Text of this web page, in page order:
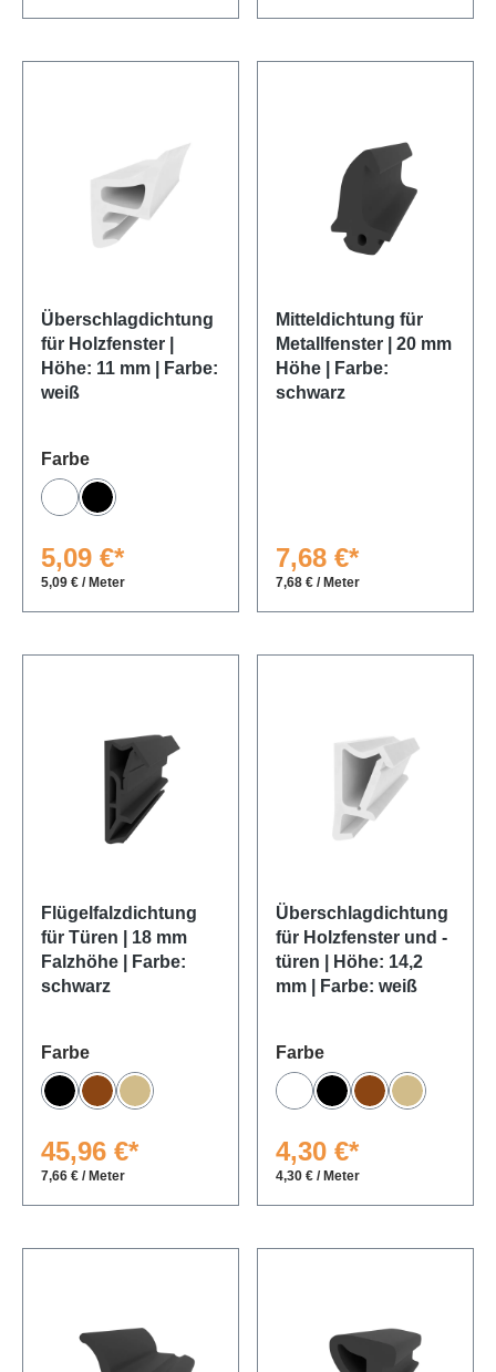
Überschlagdichtung
für Holzfenster |
Höhe: 11 mm | Farbe:
weiß
Farbeauswählen
WeißSchwarz
5,09 €*
5,09 € / Meter
Mitteldichtung für
Metallfenster | 20 mm
Höhe | Farbe:
schwarz
7,68 €*
7,68 € / Meter
Flügelfalzdichtung
für Türen | 18 mm
Falzhöhe | Farbe:
schwarz
Farbeauswählen
SchwarzBraunBeige
45,96 €*
7,66 € / Meter
Überschlagdichtung
für Holzfenster und -
türen | Höhe: 14,2
mm | Farbe: weiß
Farbeauswählen
WeißSchwarzBraunBeige
4,30 €*
4,30 € / Meter